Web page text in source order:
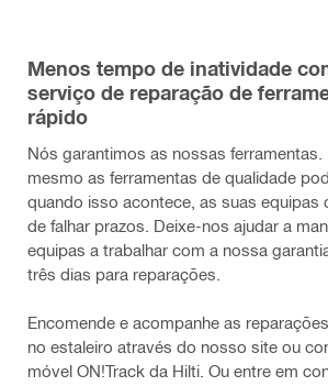
Menos tempo de inatividade
serviço de reparação de
rápido
Nós garantimos as nossas
mesmo as ferramentas de qualidade
quando isso acontece, as suas equipas
de falhar prazos. Deixe-nos ajudar a
equipas a trabalhar com a nossa
três dias para reparações.
Encomende e acompanhe as
no estaleiro através do nosso site ou
móvel ON!Track da Hilti. Ou entre em